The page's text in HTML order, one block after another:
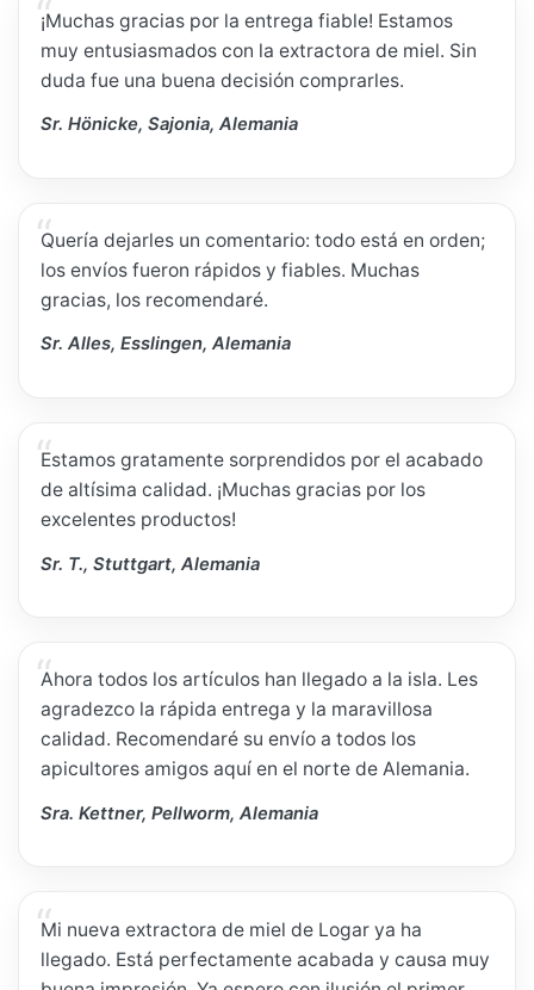
¡Muchas gracias por la entrega fiable! Estamos
muy entusiasmados con la extractora de miel. Sin
duda fue una buena decisión comprarles.
Sr. Hönicke, Sajonia, Alemania
Quería dejarles un comentario: todo está en orden;
los envíos fueron rápidos y fiables. Muchas
gracias, los recomendaré.
Sr. Alles, Esslingen, Alemania
Estamos gratamente sorprendidos por el acabado
de altísima calidad. ¡Muchas gracias por los
excelentes productos!
Sr. T., Stuttgart, Alemania
Ahora todos los artículos han llegado a la isla. Les
agradezco la rápida entrega y la maravillosa
calidad. Recomendaré su envío a todos los
apicultores amigos aquí en el norte de Alemania.
Sra. Kettner, Pellworm, Alemania
Mi nueva extractora de miel de Logar ya ha
llegado. Está perfectamente acabada y causa muy